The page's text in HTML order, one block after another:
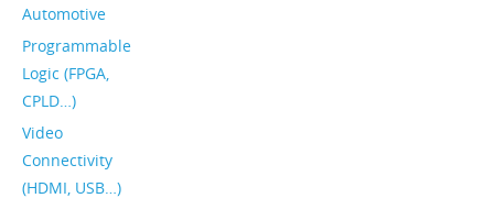
Automotive
Programmable
Logic (FPGA,
CPLD…)
Video
Connectivity
(HDMI, USB…)